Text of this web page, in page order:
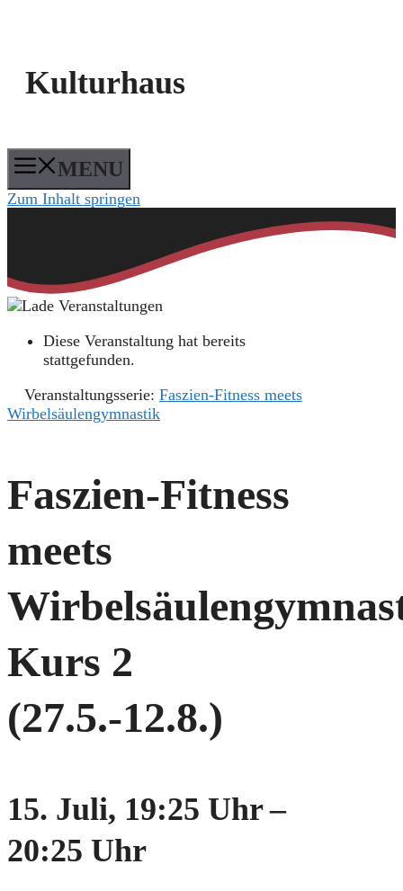
Kulturhaus
MENU
Zum Inhalt springen
Diese Veranstaltung hat bereits
stattgefunden.
Veranstaltungsserie: Faszien-Fitness meets
Wirbelsäulengymnastik
Faszien-Fitness
meets
Kurs 2
(27.5.-12.8.)
15. Juli, 19:25 Uhr–
20:25 Uhr